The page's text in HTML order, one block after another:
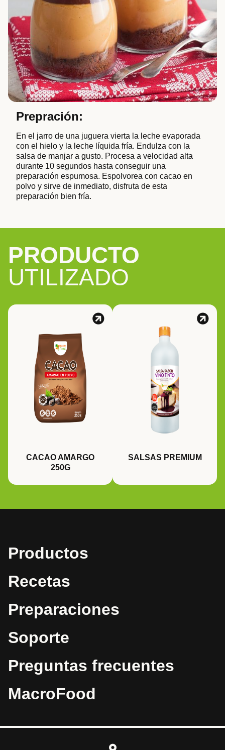
Prepración:
En el jarro de una juguera vierta la leche evaporada
con el hielo y la leche líquida fría. Endulza con la
salsa de manjar a gusto. Procesa a velocidad alta
durante 10 segundos hasta conseguir una
preparación espumosa. Espolvorea con cacao en
polvo y sirve de inmediato, disfruta de esta
preparación bien fría.
PRODUCTO
UTILIZADO
CACAO AMARGO
250G
SALSAS PREMIUM
Productos
Recetas
Preparaciones
Soporte
Preguntas frecuentes
MacroFood